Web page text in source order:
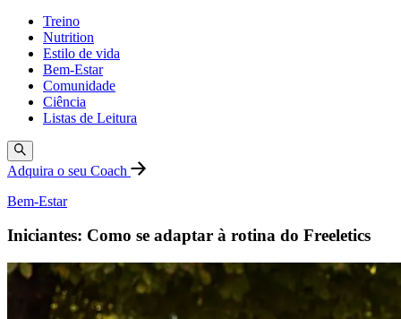
Treino
Nutrition
Estilo de vida
Bem-Estar
Comunidade
Ciência
Listas de Leitura
Adquira o seu Coach
Bem-Estar
Iniciantes: Como se adaptar à rotina do Freeletics